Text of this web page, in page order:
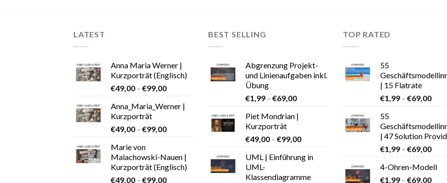
LATEST
Anna Maria Werner |
Kurzporträt (Englisch)
€49,00 – €99,00
Anna_Maria_Werner |
Kurzporträt
€49,00 – €99,00
Marie von
Malachowski-Nauen |
Kurzporträt (Englisch)
€49,00 – €99,00
BEST SELLING
Abgrenzung Projekt-
und Linienaufgaben inkl.
Übung
€1,99 – €69,00
Piet Mondrian |
Kurzporträt
€49,00 – €99,00
UML | Einführung in
UML-
Klassendiagramme
TOP RATED
55
| 15 Flatrate
€1,99 – €69,00
55
| 47 Solution
€1,99 – €69,00
4-Ohren-Modell
€1,99 – €69,00